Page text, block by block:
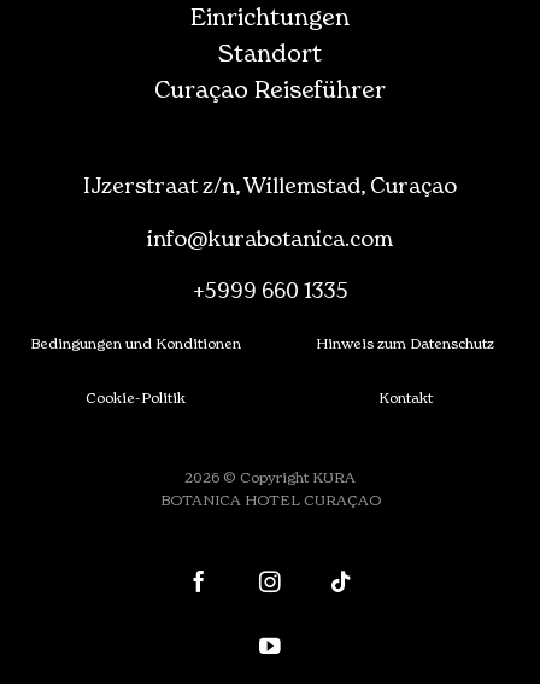
Einrichtungen
Standort
Curaçao Reiseführer
IJzerstraat z/n, Willemstad, Curaçao
info@kurabotanica.com
+5999 660 1335
Bedingungen und Konditionen Hinweis zum Datenschutz
Cookie-Politik Kontakt
2026 © Copyright KURA
BOTANICA HOTEL CURAÇAO